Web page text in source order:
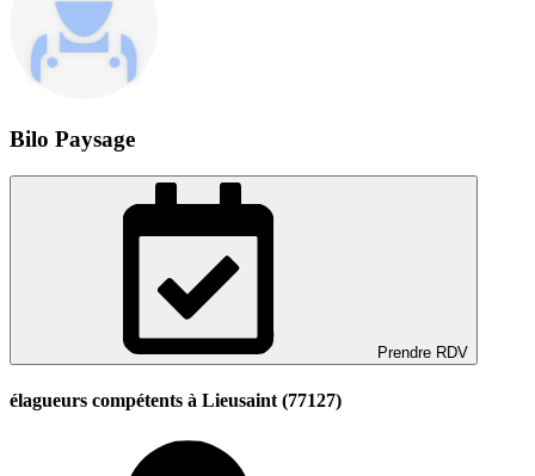
Bilo Paysage
Prendre RDV
élagueurs compétents à Lieusaint (77127)